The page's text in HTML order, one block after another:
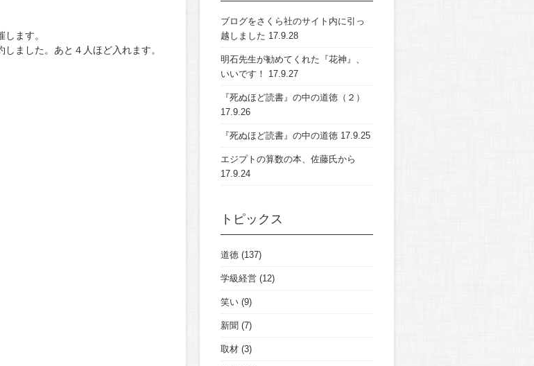
ます。
ました。あと４人ほど入れます。
ブログをさくら社のサイト内に引っ
越しました 17.9.28
明石先生が勧めてくれた『花神』、
いいです！
17.9.27
『死ぬほど読書』の中の道徳（２）
17.9.26
『死ぬほど読書』の中の道徳 17.9.25
エジプトの算数の本、佐藤氏から
17.9.24
トピックス
道徳 (137)
学級経営 (12)
笑い (9)
新聞 (7)
取材 (3)